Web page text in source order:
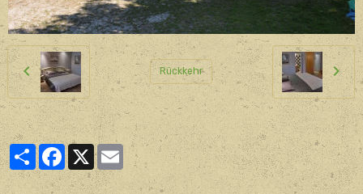
Rückkehr
PartagerFacebook
X Email